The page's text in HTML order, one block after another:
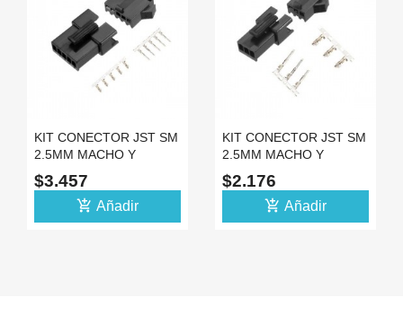
KIT CONECTOR JST SM
2.5MM MACHO Y
HEMBRA 5 PINES +
ESPADINES
$3.457
add_shopping_cart Añadir
KIT CONECTOR JST SM
2.5MM MACHO Y
HEMBRA 3 PINES +
ESPADINES
$2.176
add_shopping_cart Añadir